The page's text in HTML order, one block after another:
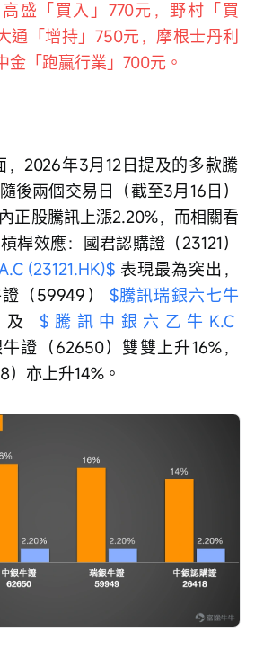
高盛「買入」770元，野村「買
通「增持」750元，摩根士丹利
金「跑贏行業」700元。
後兩個交易日（截至3月16日）
正股騰訊上漲2.20%，而相關看
桿效應：國君認購證（23121）
(23121.HK)$ 表現最為突出，
（59949） $騰訊瑞銀六七牛
$騰訊中銀六乙牛K.C
證（62650）雙雙上升16%，
）亦上升14%。